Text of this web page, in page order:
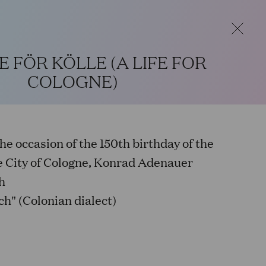
to 2 p.m. Our regular opening hours will
EN
FÖR KÖLLE (A LIFE FOR
COLOGNE)
occasion of the 150th birthday of the
of Cologne, Konrad Adenauer
(Colonian dialect)